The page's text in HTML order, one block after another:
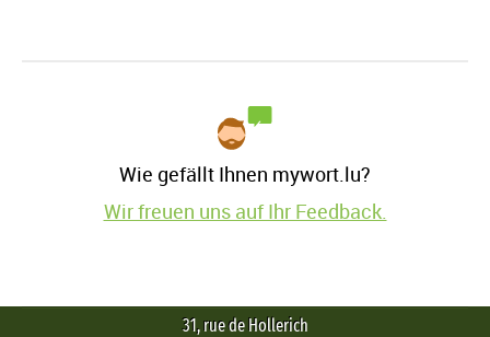
Wie gefällt Ihnen mywort.lu?
Wir freuen uns auf Ihr Feedback.
31, rue de Hollerich